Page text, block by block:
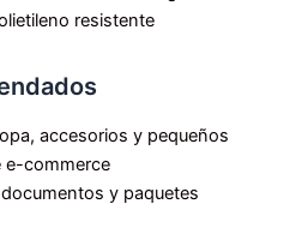
resistente
accesorios y pequeños
e-commerce
y paquetes